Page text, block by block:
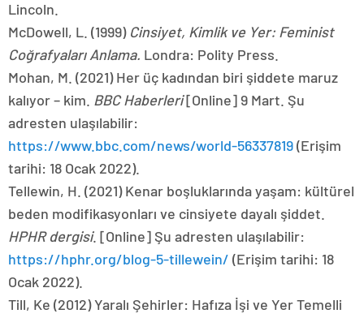
Tellewin, H. (2021) Kenar boşluklarında yaşam: kültürel
beden modifikasyonları ve cinsiyete dayalı şiddet.
HPHR dergisi. [Online] Şu adresten ulaşılabilir:
https://hphr.org/blog-5-tillewein/(Erişim tarihi: 18
Ocak 2022).
Till, Ke (2012) Yaralı Şehirler: Hafıza İşi ve Yer Temelli
Bakım Etiği.Siyasi coğrafya31 (1): 3-14.
Woodhall, J., Wright, S., Daoud, N., Matheson, F.,
Dunn, J ve Campo, P. (2014) İstikrarın oluşturulması:
Samimi partner şiddeti yaşayan kadınlar için evin
anlamını keşfetmek.Yonga32: 253-268. Doi
10.1007/s10901-016-9511-8 (erişim 18 Ocak 2022).
Dünya Sağlık Örgütü (2020)
Şiddet: Sağlık Sektörü/Sistem Ne Yapabilir.[Online